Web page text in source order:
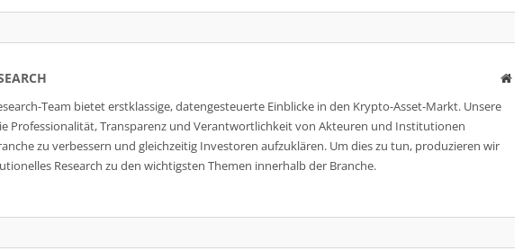
Team bietet erstklassige, datengesteuerte Einblicke in den Krypto-Asset-Markt. Unsere
Professionalität, Transparenz und Verantwortlichkeit von Akteuren und Institutionen
zu verbessern und gleichzeitig Investoren aufzuklären. Um dies zu tun, produzieren wir
Research zu den wichtigsten Themen innerhalb der Branche.